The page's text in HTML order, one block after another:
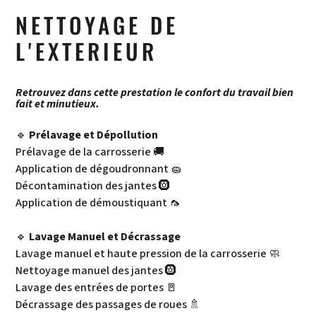
NETTOYAGE DE
L'EXTERIEUR
Retrouvez dans cette prestation le confort du travail bien
fait et minutieux.
🔹 Prélavage et Dépollution
Prélavage de la carrosserie 🚚
Application de dégoudronnant 🧽
Décontamination des jantes 🛞
Application de démoustiquant 🦟
🔹 Lavage Manuel et Décrassage
Lavage manuel et haute pression de la carrosserie 🧼
Nettoyage manuel des jantes 🛞
Lavage des entrées de portes 🚪
Décrassage des passages de roues 🚿